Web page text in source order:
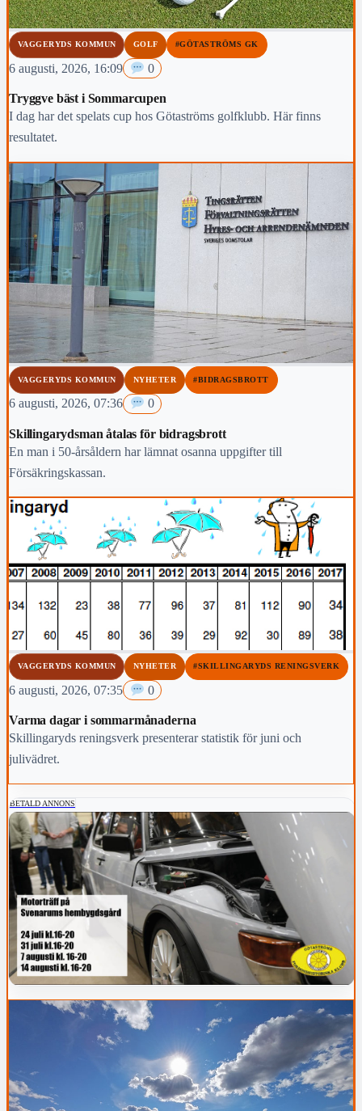
VAGGERYDS KOMMUN GOLF #GÖTASTRÖMS GK
6 augusti, 2026, 16:09 0
Tryggve bäst i Sommarcupen
I dag har det spelats cup hos Götaströms golfklubb. Här finns
resultatet.
VAGGERYDS KOMMUN NYHETER #BIDRAGSBROTT
6 augusti, 2026, 07:36 0
Skillingarydsman åtalas för bidragsbrott
En man i 50-årsåldern har lämnat osanna uppgifter till
Försäkringskassan.
VAGGERYDS KOMMUN NYHETER #SKILLINGARYDS RENINGSVERK
6 augusti, 2026, 07:35 0
Varma dagar i sommarmånaderna
Skillingaryds reningsverk presenterar statistik för juni och
julivädret.
BETALD ANNONS